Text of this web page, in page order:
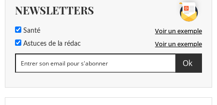
NEWSLETTERS
Santé Voir un exemple
Astuces de la rédac Voir un exemple